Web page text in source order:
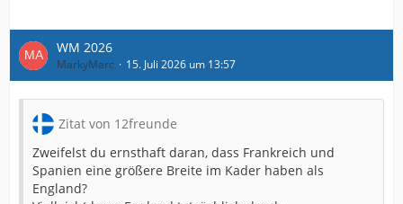
WM 2026
MarkyMarc 15. Juli 2026 um 13:57
Zitat von 12freunde
Zweifelst du ernsthaft daran, dass Frankreich und
Spanien eine größere Breite im Kader haben als
England?